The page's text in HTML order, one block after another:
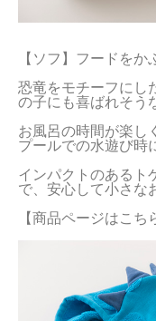
【ソフ】フードを
恐竜をモチーフにし
の子にも喜ばれそう
お風呂の時間が楽し
プールでの水遊び時
インパクトのあるト
で、安心して小さな
【商品ページはこち